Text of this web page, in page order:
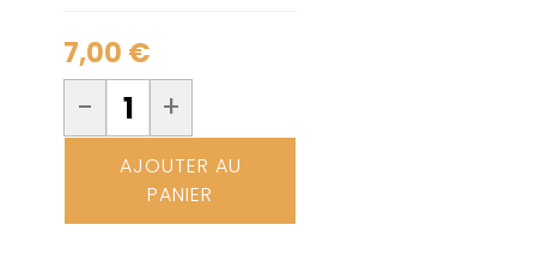
7,00 €
- +
AJOUTER AU
PANIER